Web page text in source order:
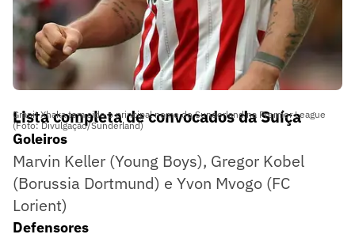
Granit Xhaka tem sido o principal nome do Sunderland na Premier League
(Foto: Divulgação/Sunderland)
Lista completa de convocados da Suíça
Goleiros
Marvin Keller (Young Boys), Gregor Kobel
(Borussia Dortmund) e Yvon Mvogo (FC
Lorient)
Defensores